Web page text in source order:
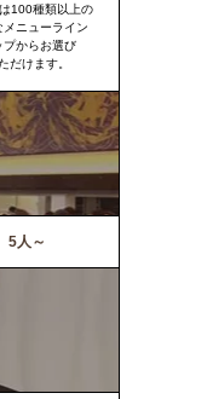
100種類以上の
メニューライン
プからお選び
だけます。
5人～